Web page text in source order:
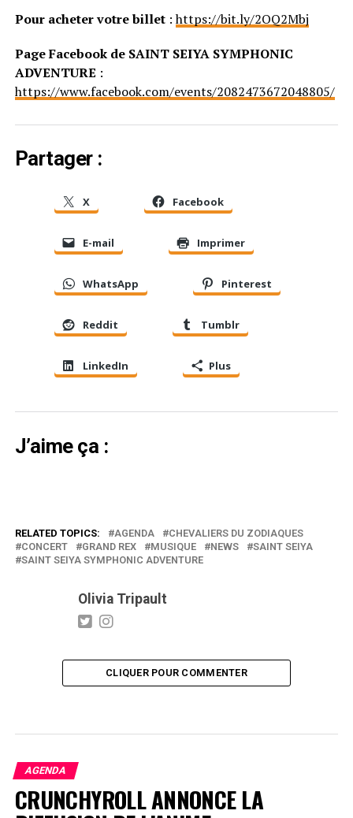
Pour acheter votre billet:https://bit.ly/2OQ2Mbj
Page Facebook de SAINT SEIYA SYMPHONIC
ADVENTURE :
https://www.facebook.com/events/2082473672048805/
Partager :
X Facebook
E-mail Imprimer
WhatsApp Pinterest
Reddit Tumblr
LinkedIn Plus
J’aime ça :
RELATED TOPICS: AGENDA
CHEVALIERS DU ZODIAQUES
CONCERT
GRAND REX MUSIQUE NEWS
SAINT SEIYA
SAINT SEIYA SYMPHONIC ADVENTURE
Olivia Tripault
CLIQUER POUR COMMENTER
AGENDA
CRUNCHYROLL ANNONCE LA